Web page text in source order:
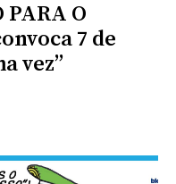
O
7 de
vez”